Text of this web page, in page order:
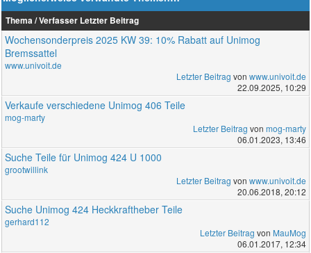
Thema / Verfasser Letzter Beitrag
Wochensonderpreis 2025 KW 39: 10% Rabatt auf Unimog
Bremssattel
www.univoit.de
Letzter Beitrag von www.univoit.de
22.09.2025, 10:29
Verkaufe verschiedene Unimog 406 Teile
mog-marty
Letzter Beitrag von mog-marty
06.01.2023, 13:46
Suche Teile für Unimog 424 U 1000
grootwillink
Letzter Beitrag von www.univoit.de
20.06.2018, 20:12
Suche Unimog 424 Heckkraftheber Teile
gerhard112
Letzter Beitrag von MauMog
06.01.2017, 12:34